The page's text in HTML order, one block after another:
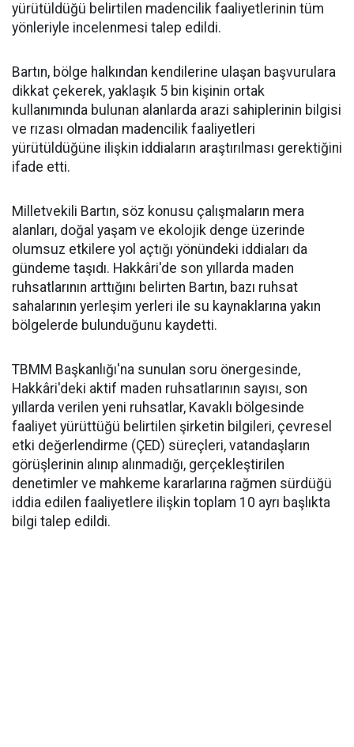
yürütüldüğü belirtilen madencilik faaliyetlerinin tüm
yönleriyle incelenmesi talep edildi.
Bartın, bölge halkından kendilerine ulaşan başvurulara
dikkat çekerek, yaklaşık 5 bin kişinin ortak
kullanımında bulunan alanlarda arazi sahiplerinin bilgisi
ve rızası olmadan madencilik faaliyetleri
yürütüldüğüne ilişkin iddiaların araştırılması gerektiğini
ifade etti.
Milletvekili Bartın, söz konusu çalışmaların mera
alanları, doğal yaşam ve ekolojik denge üzerinde
olumsuz etkilere yol açtığı yönündeki iddiaları da
gündeme taşıdı. Hakkâri'de son yıllarda maden
ruhsatlarının arttığını belirten Bartın, bazı ruhsat
sahalarının yerleşim yerleri ile su kaynaklarına yakın
bölgelerde bulunduğunu kaydetti.
TBMM Başkanlığı'na sunulan soru önergesinde,
Hakkâri'deki aktif maden ruhsatlarının sayısı, son
yıllarda verilen yeni ruhsatlar, Kavaklı bölgesinde
faaliyet yürüttüğü belirtilen şirketin bilgileri, çevresel
etki değerlendirme (ÇED) süreçleri, vatandaşların
görüşlerinin alınıp alınmadığı, gerçekleştirilen
denetimler ve mahkeme kararlarına rağmen sürdüğü
iddia edilen faaliyetlere ilişkin toplam 10 ayrı başlıkta
bilgi talep edildi.